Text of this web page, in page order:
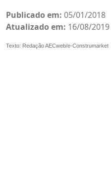
Publicado em: 05/01/2018
Atualizado em: 16/08/2019
Texto: Redação AECweb/e-Construmarket